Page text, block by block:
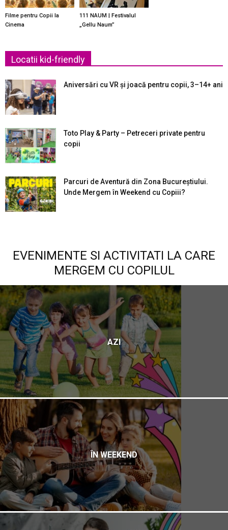
Filme pentru Copii la
Cinema
111 NAUM | Festivalul
„Gellu Naum”
Locatii kid-friendly
Aniversări cu VR și joacă pentru copii, 3–14+ ani
Toto Play & Party – Petreceri private pentru
copii
Parcuri de Aventură din Zona Bucureştiului.
Unde Mergem în Weekend cu Copiii?
EVENIMENTE SI ACTIVITATI LA CARE
MERGEM CU COPILUL
AZI
ÎN WEEKEND